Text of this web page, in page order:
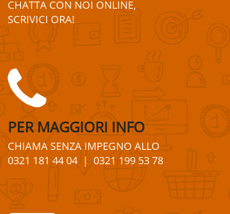
CHATTA CON NOI ONLINE,
SCRIVICI ORA!
PERMAGGIORI INFO
CHIAMA SENZA IMPEGNOALLO
0321 181 44 04 | 0321 199 53 78